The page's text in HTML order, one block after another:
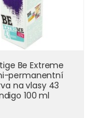
Be Extreme
permanentní
na vlasy 43
100 ml